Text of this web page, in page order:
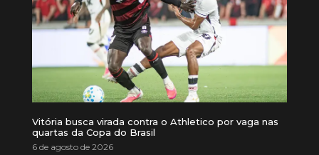
Vitória busca virada contra o Athletico por vaga nas
quartas da Copa do Brasil
6 de agosto de 2026